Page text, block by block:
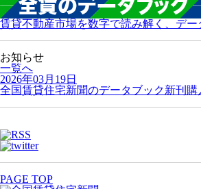
賃貸不動産市場を数字で読み解く、デー
お知らせ
一覧へ
2026年03月19日
全国賃貸住宅新聞のデータブック新刊購
PAGE TOP